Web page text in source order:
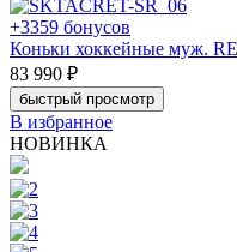
+3359 бонусов
Коньки хоккейные муж.
83 990 ₽
быстрый просмотр
В избранное
НОВИНКА